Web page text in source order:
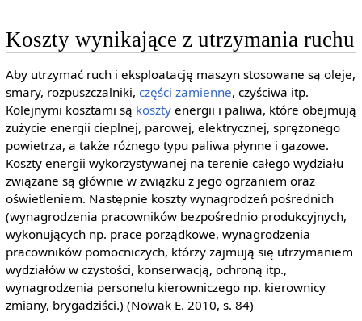
Koszty wynikające z utrzymania ruchu
Aby utrzymać ruch i eksploatację maszyn stosowane są oleje,
smary, rozpuszczalniki, części zamienne, czyściwa itp.
Kolejnymi kosztami są kosztyenergii i paliwa, które obejmują
zużycie energii cieplnej, parowej, elektrycznej, sprężonego
powietrza, a także różnego typu paliwa płynne i gazowe.
Koszty energii wykorzystywanej na terenie całego wydziału
związane są głównie w związku z jego ogrzaniem oraz
oświetleniem. Następnie koszty wynagrodzeń pośrednich
(wynagrodzenia pracowników bezpośrednio produkcyjnych,
wykonujących np. prace porządkowe, wynagrodzenia
pracowników pomocniczych, którzy zajmują się utrzymaniem
wydziałów w czystości, konserwacją, ochroną itp.,
wynagrodzenia personelu kierowniczego np. kierownicy
zmiany, brygadziści.) (Nowak E. 2010, s. 84)